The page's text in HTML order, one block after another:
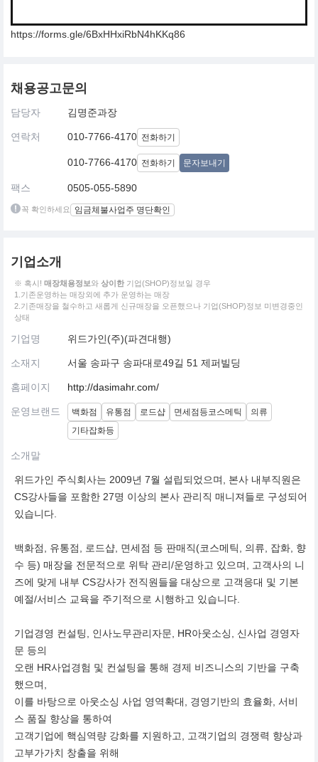
https://forms.gle/6BxHHxiRbN4hKKq86
채용공고문의
담당자 김명준과장
연락처 010-7766-4170 전화하기
010-7766-4170 전화하기 문자보내기
팩스 0505-055-5890
꼭 확인하세요 임금체불사업주 명단확인
기업소개
※ 혹시! 매장채용정보와 상이한 기업(SHOP)정보일 경우
1.기존운영하는 매장외에 추가 운영하는 매장
2.기존매장을 철수하고 새롭게 신규매장을 오픈했으나 기업(SHOP)정보 미변경중인
상태
기업명 위드가인(주)(파견대행)
소재지 서울 송파구 송파대로49길 51 제퍼빌딩
홈페이지 http://dasimahr.com/
운영브랜드 백화점 유통점 로드샵 면세점등코스메틱
의류
기타잡화등
소개말
위드가인 주식회사는 2009년 7월 설립되었으며, 본사 내부직원은
CS강사들을 포함한 27명 이상의 본사 관리직 매니져들로 구성되어
있습니다.
백화점, 유통점, 로드샵, 면세점 등 판매직(코스메틱, 의류, 잡화, 향
수 등) 매장을 전문적으로 위탁 관리/운영하고 있으며, 고객사의 니
즈에 맞게 내부 CS강사가 전직원들을 대상으로 고객응대 및 기본
예절/서비스 교육을 주기적으로 시행하고 있습니다.
기업경영 컨설팅, 인사노무관리자문, HR아웃소싱, 신사업 경영자
문 등의
오랜 HR사업경험 및 컨설팅을 통해 경제 비즈니스의 기반을 구축
했으며,
이를 바탕으로 아웃소싱 사업 영역확대, 경영기반의 효율화, 서비
스 품질 향상을 통하여
고객기업에 핵심역량 강화를 지원하고, 고객기업의 경쟁력 향상과
고부가가치 창출을 위해